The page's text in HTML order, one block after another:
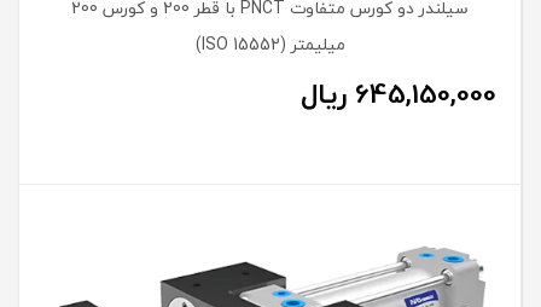
سیلندر دو کورس متفاوت PNCT با قطر 200 و کورس 200
میلیمتر (ISO 15552)
645,150,000 ریال